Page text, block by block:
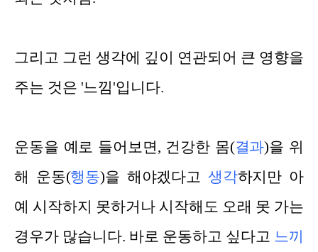
그리고 그런 생각에 깊이 연관되어 큰 영향을
주는 것은 '느낌'입니다.
운동을 예로 들어보면, 건강한 몸(결과)을 위
해 운동(행동)을 해야겠다고 생각하지만 아
예 시작하지 못하거나 시작해도 오래 못 가는
경우가 많습니다. 바로 운동하고 싶다고 느끼